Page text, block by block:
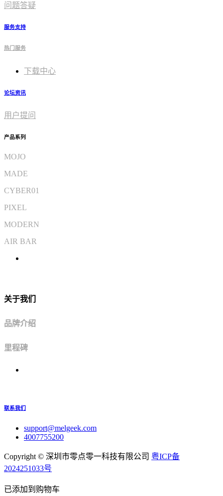
问题答疑
服务支持
热门服务
下载中心
论坛资讯
用户提问
产品系列
MOJO
MADE
CYBER01
PIXEL
MODERN
AIR BAR
关于我们
品牌介绍
里程碑
联系我们
support@melgeek.com
4007755200
Copyright © 深圳市零点零一科技有限公司 粤ICP备
2024251033号
已添加到购物车